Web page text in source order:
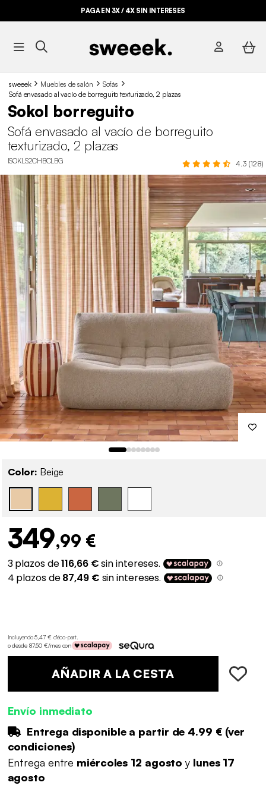
PAGA EN 3X / 4X SIN INTERESES
sweeek Muebles de salón
Sofás
Sofá envasado al vacío de borreguito texturizado, 2 plazas
Sokol borreguito
Sofá envasado al vacío de borreguito
texturizado, 2 plazas
ISOKLS2CHBCLBG 4.3 (128)
Color: Beige
349,99 €
Incluyendo 5,47 € d'éco-part.
o desde 87,50 €/mes con
AÑADIR A LA CESTA
Envío inmediato
Entrega disponible a partir de 4.99 €(ver
condiciones)
Entrega entre miércoles 12 agostoy lunes 17
agosto